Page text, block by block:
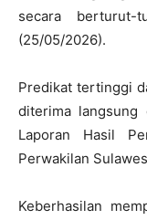
secara berturut-
(25/05/2026).
Predikat tertinggi
diterima langsung
Laporan Hasil
Perwakilan
Keberhasilan